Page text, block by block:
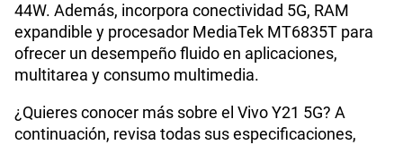
44W. Además, incorpora conectividad 5G, RAM
expandible y procesador MediaTek MT6835T para
ofrecer un desempeño fluido en aplicaciones,
multitarea y consumo multimedia.
¿Quieres conocer más sobre el Vivo Y21 5G? A
continuación, revisa todas sus especificaciones,